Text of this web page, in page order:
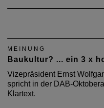
MEINUNG
Baukultur? ... ein 3 x
Vizepräsident Ernst
spricht in der DAB-
Klartext.